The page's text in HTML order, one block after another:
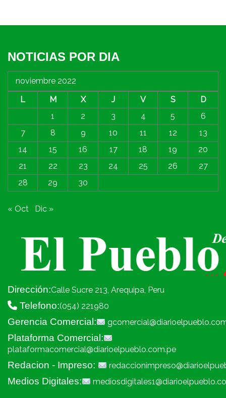
NOTICIAS POR DIA
noviembre 2022
L
M X J V S
D
1
2 3 4 5
6
7
8 9 10 11 12
13
14
15 16 17 18 19
20
21
22 23 24 25 26
27
28
29 30
« Oct Dic »
Dirección:Calle Sucre 213, Arequipa, Peru
Telefono:(054) 221980
Gerencia Comercial:
Plataforma Comercial:
plataformacomercial@diarioelpueblo.com.pe
Redacion - Impreso:
Medios Digitales: